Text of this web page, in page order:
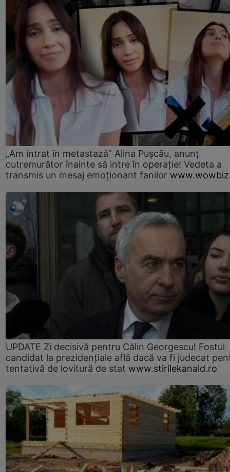
„Am intrat în metastază” Alina Pușcău, anunț
cutremurător înainte să intre în operație! Vedeta a
transmis un mesaj emoționant fanilor
UPDATE Zi decisivă pentru Călin Georgescu! Fostul
candidat la prezidențiale află dacă va fi judecat
tentativă de lovitură de stat www.stirilekanald.ro